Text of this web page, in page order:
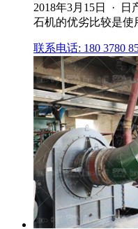
2018年3月15日 ·
石机的优劣比较是使
联系电话: 180 3780